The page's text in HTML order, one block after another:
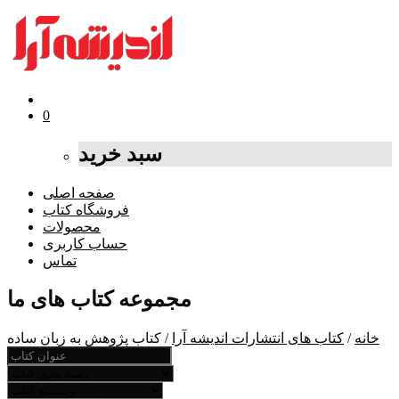
0
سبد خرید
صفحه اصلی
فروشگاه کتاب
محصولات
حساب کاربری
تماس
مجموعه کتاب های ما
خانه / کتاب های انتشارات اندیشه آرا / کتاب پژوهش به زبان ساده